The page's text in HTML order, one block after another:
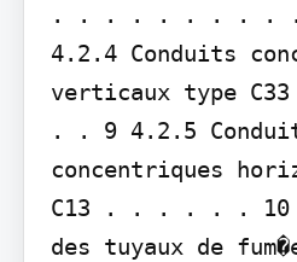
. . . . . . . . .
4.2.4 Conduits
verticaux type
. . 9 4.2.5
concentriques
C13 . . . . . . 10
des tuyaux de